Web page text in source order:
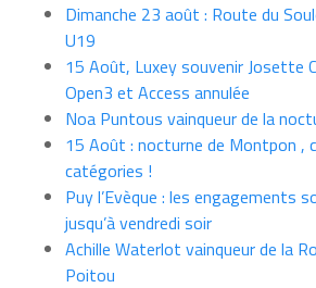
Dimanche 23 août : Route du
U19
15 Août, Luxey souvenir Josette
Open3 et Access annulée
Noa Puntous vainqueur de la
15 Août : nocturne de Montpon ,
catégories !
Puy l’Evèque : les engagements
jusqu’à vendredi soir
Achille Waterlot vainqueur de la
Poitou